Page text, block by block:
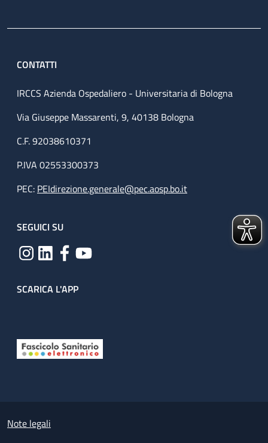
CONTATTI
IRCCS Azienda Ospedaliero - Universitaria di Bologna
Via Giuseppe Massarenti, 9, 40138 Bologna
C.F. 92038610371
P.IVA 02553300373
PEC: PEIdirezione.generale@pec.aosp.bo.it
SEGUICI SU
SCARICA L'APP
Small prints
Note legali